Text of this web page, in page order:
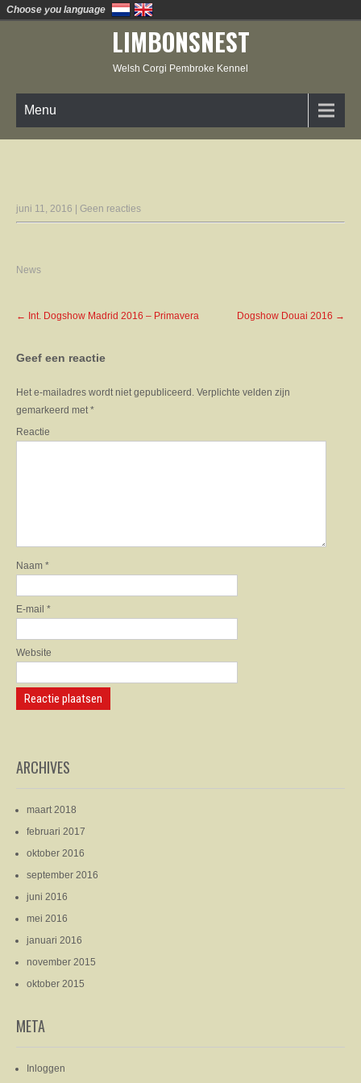
LIMBONSNEST
Welsh Corgi Pembroke Kennel
Menu
juni 11, 2016 Geen reacties
News
t
a
v
i
← Int. Dogshow Madrid 2016 – Primavera Dogshow Douai 2016 →
Geef een reactie
Het e-mailadres wordt niet gepubliceerd. Verplichte velden zijn
gemarkeerd met*
Reactie
Naam *
E-mail *
Website
ARCHIVES
maart 2018
februari 2017
oktober 2016
september 2016
juni 2016
mei 2016
januari 2016
november 2015
oktober 2015
META
Inloggen
Choose you language